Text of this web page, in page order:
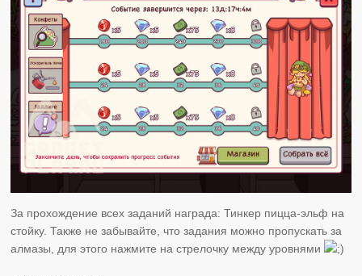
За прохождение всех заданий награда: Тинкер пицца-эльф на
стойку. Также не забывайте, что задания можно пропускать за
алмазы, для этого нажмите на стрелочку между уровнями